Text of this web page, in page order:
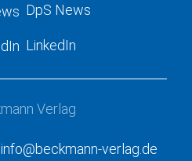
DpS News
LinkedIn
info@beckmann-verlag.de